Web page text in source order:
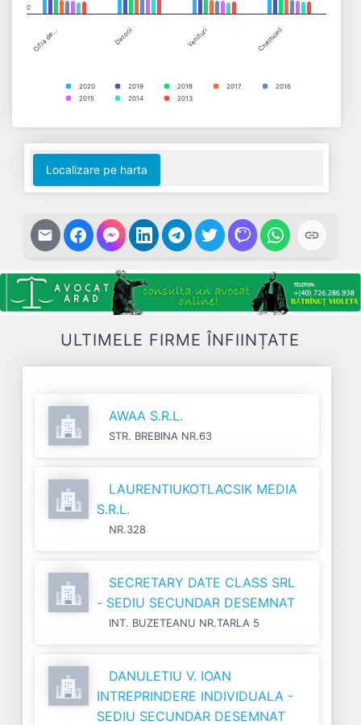
Cifra de… Datorii Venituri Cheltuieli
2020 2019 2018 2017
2016
2015
2014 2013
0
End of interactive chart.
Localizare pe harta
ULTIMELE FIRME ÎNFIINȚATE
AWAA S.R.L.
STR. BREBINA NR.63
LAURENTIUKOTLACSIK MEDIA
S.R.L.
NR.328
SECRETARY DATE CLASS SRL
- SEDIU SECUNDAR DESEMNAT
INT. BUZETEANU NR.TARLA 5
DANULETIU V. IOAN
INTREPRINDERE INDIVIDUALA -
SEDIU SECUNDAR DESEMNAT